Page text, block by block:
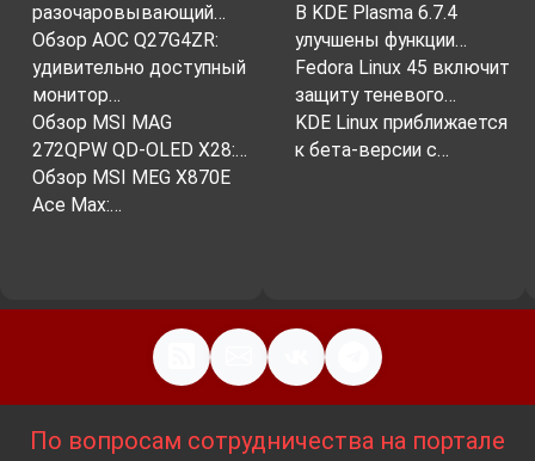
разочаровывающий…
Обзор AOC Q27G4ZR:
удивительно доступный
монитор…
Обзор MSI MAG
272QPW QD-OLED X28:…
Обзор MSI MEG X870E
Ace Max:…
В KDE Plasma 6.7.4
улучшены функции…
Fedora Linux 45 включит
защиту теневого…
KDE Linux приближается
к бета-версии с…
По вопросам сотрудничества на портале